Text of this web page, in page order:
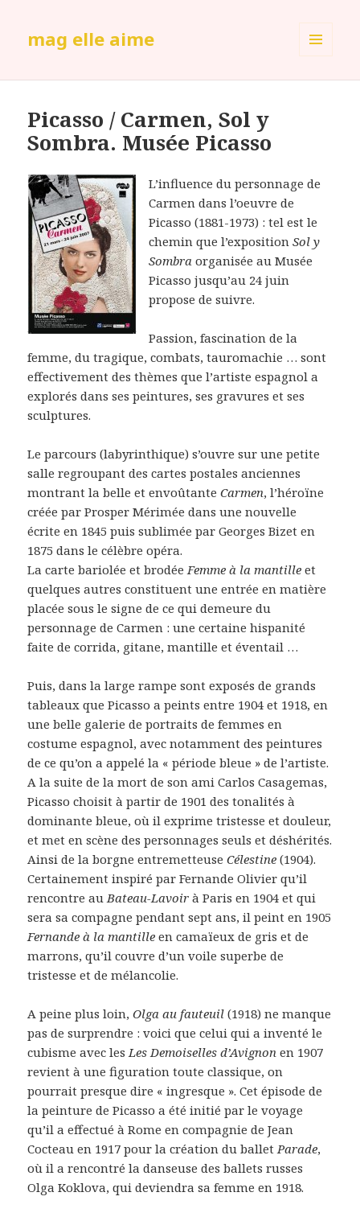
mag elle aime
Picasso / Carmen, Sol y
Sombra. Musée Picasso
L’influence du personnage de
Carmen dans l’oeuvre de
Picasso (1881-1973) : tel est le
chemin que l’expositionSol y
Sombra organisée au Musée
Picasso jusqu’au 24 juin
propose de suivre.
Passion, fascination de la
femme, du tragique, combats, tauromachie … sont
effectivement des thèmes que l’artiste espagnol a
explorés dans ses peintures, ses gravures et ses
sculptures.
Le parcours (labyrinthique) s’ouvre sur une petite
salle regroupant des cartes postales anciennes
montrant la belle et envoûtanteCarmen, l’héroïne
créée par Prosper Mérimée dans une nouvelle
écrite en 1845 puis sublimée par Georges Bizet en
1875 dans le célèbre opéra.
La carte bariolée et brodéeFemme à la mantille et
quelques autres constituent une entrée en matière
placée sous le signe de ce qui demeure du
personnage de Carmen : une certaine hispanité
faite de corrida, gitane, mantille et éventail …
Puis, dans la large rampe sont exposés de grands
tableaux que Picasso a peints entre 1904 et 1918, en
une belle galerie de portraits de femmes en
costume espagnol, avec notamment des peintures
de ce qu’on a appelé la « période bleue » de l’artiste.
A la suite de la mort de son ami Carlos Casagemas,
Picasso choisit à partir de 1901 des tonalités à
dominante bleue, où il exprime tristesse et douleur,
et met en scène des personnages seuls et déshérités.
Ainsi de la borgne entremetteuseCélestine (1904).
Certainement inspiré par Fernande Olivier qu’il
rencontre auBateau-Lavoir à Paris en 1904 et qui
sera sa compagne pendant sept ans, il peint en 1905
Fernande à la mantille en camaïeux de gris et de
marrons, qu’il couvre d’un voile superbe de
tristesse et de mélancolie.
A peine plus loin,Olga au fauteuil (1918) ne manque
pas de surprendre : voici que celui qui a inventé le
cubisme avec lesLes Demoiselles d’Avignon en 1907
revient à une figuration toute classique, on
pourrait presque dire « ingresque ». Cet épisode de
la peinture de Picasso a été initié par le voyage
qu’il a effectué à Rome en compagnie de Jean
Cocteau en 1917 pour la création du balletParade,
où il a rencontré la danseuse des ballets russes
Olga Koklova, qui deviendra sa femme en 1918.